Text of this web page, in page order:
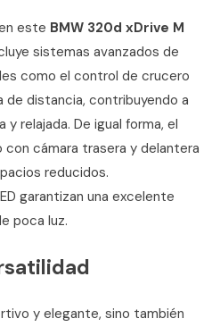
este BMW 320d xDrive M
sistemas avanzados de
como el control de crucero
distancia, contribuyendo a
relajada. De igual forma, el
cámara trasera y delantera
reducidos.
garantizan una excelente
poca luz.
y elegante, sino también